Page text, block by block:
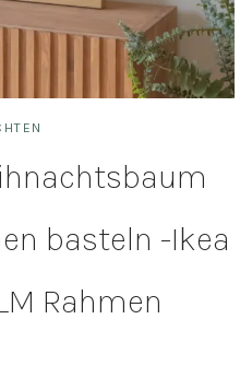
basteln -Ikea
Rahmen